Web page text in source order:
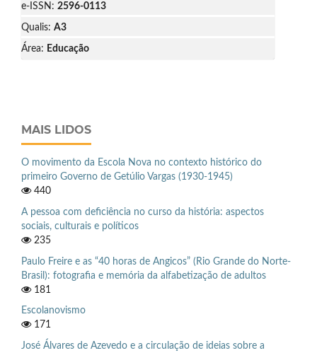
e-ISSN: 2596-0113
Qualis: A3
Área: Educação
MAIS LIDOS
O movimento da Escola Nova no contexto histórico do
primeiro Governo de Getúlio Vargas (1930-1945)
440
A pessoa com deficiência no curso da história: aspectos
sociais, culturais e políticos
235
Paulo Freire e as “40 horas de Angicos” (Rio Grande do Norte-
Brasil): fotografia e memória da alfabetização de adultos
181
Escolanovismo
171
José Álvares de Azevedo e a circulação de ideias sobre a